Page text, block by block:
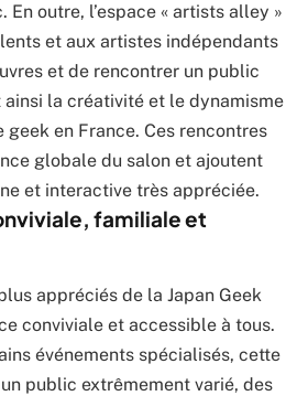
outre, l’espace « artists alley »
et aux artistes indépendants
et de rencontrer un public
ainsi la créativité et le dynamisme
en France. Ces rencontres
globale du salon et ajoutent
et interactive très appréciée.
familiale et
appréciés de la Japan Geek
conviviale et accessible à tous.
événements spécialisés, cette
public extrêmement varié, des